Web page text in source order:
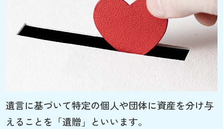
遺言に基づいて特定の個人や団体に資産を分け与
えることを「遺贈」といいます。